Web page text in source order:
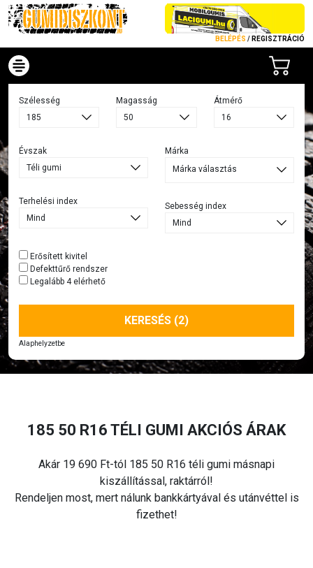
BELÉPÉS / REGISZTRÁCIÓ
Szélesség Magasság Átmérő
Évszak
Terhelési index
Márka
Márka választás
Sebesség index
Erősített kivitel
Defekttűrő rendszer
Legalább 4 elérhető
KERESÉS (2)
Alaphelyzetbe
185 50 R16 TÉLI GUMI AKCIÓS ÁRAK
Akár 19 690 Ft-tól 185 50 R16 téli gumi másnapi
kiszállítással, raktárról!
Rendeljen most, mert nálunk bankkártyával és utánvéttel is
fizethet!